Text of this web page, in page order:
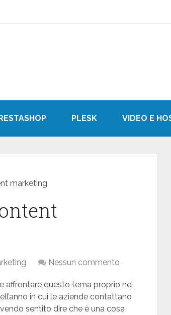
PLESK VIDEO E
marketing
Nessun commento
affrontare questo tema proprio nel
in cui le aziende contattano
sentito dire che è una cosa